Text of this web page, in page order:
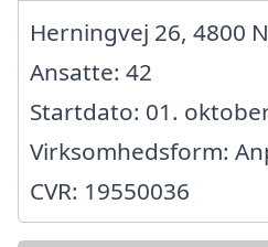
Herningvej 26, 4800
Ansatte: 42
Startdato: 01.
Virksomhedsform:
CVR: 19550036